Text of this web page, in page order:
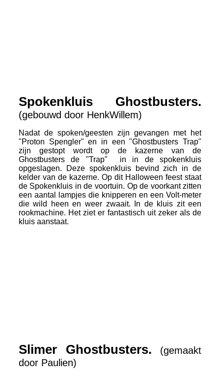
Spokenkluis Ghostbusters.
(gebouwd door HenkWillem)
Nadat de spoken/geesten zijn gevangen met het
"Proton Spengler" en in een "Ghostbusters Trap"
zijn gestopt wordt op de kazerne van de
Ghostbusters de "Trap" in in de spokenkluis
opgeslagen. Deze spokenkluis bevind zich in de
kelder van de kazerne. Op dit Halloween feest staat
de Spokenkluis in de voortuin. Op de voorkant zitten
een aantal lampjes die knipperen en een Volt-meter
die wild heen en weer zwaait. In de kluis zit een
rookmachine. Het ziet er fantastisch uit zeker als de
kluis aanstaat.
Slimer Ghostbusters.
(gemaakt
door Paulien)